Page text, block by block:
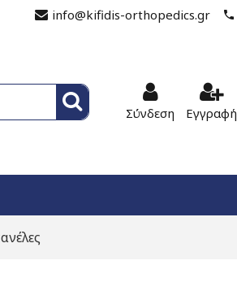
info@kifidis-orthopedics.gr
Σύνδεση Εγγραφή